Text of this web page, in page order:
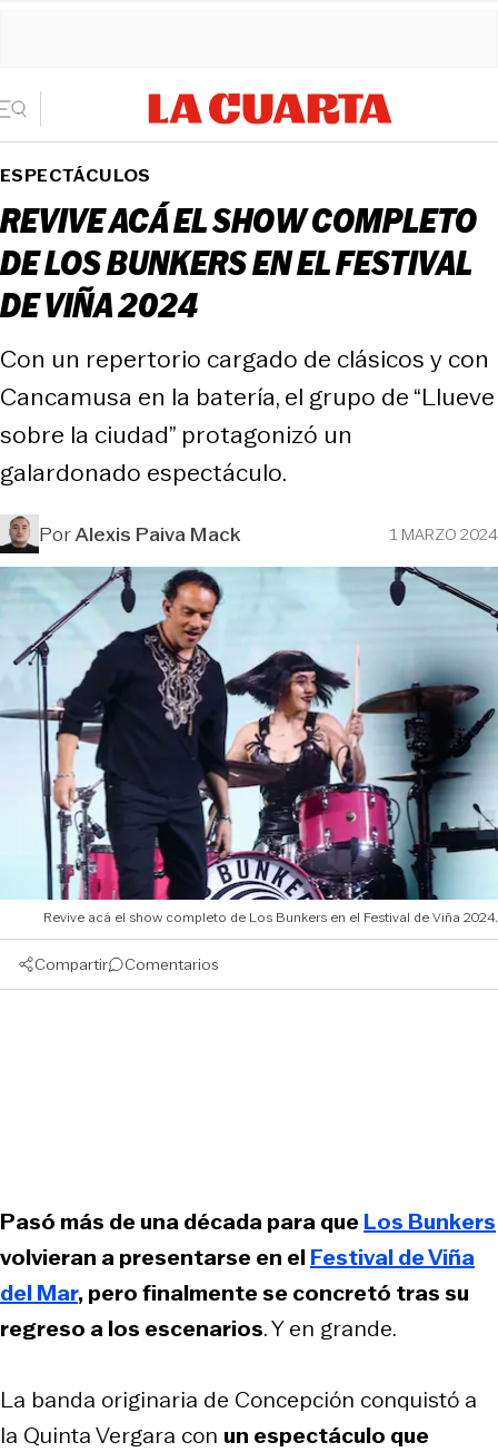
ESPECTÁCULOS
REVIVE ACÁ EL SHOW COMPLETO
DE LOS BUNKERS EN EL FESTIVAL
DE VIÑA 2024
Con un repertorio cargado de clásicos y con
Cancamusa en la batería, el grupo de “Llueve
sobre la ciudad” protagonizó un
galardonado espectáculo.
PorAlexis Paiva Mack 1 MARZO 2024
Revive acá el show completo de Los Bunkers en el Festival de Viña 2024.
Compartir Comentarios
Pasó más de una década para queLos Bunkers
volvieran a presentarse en elFestival de Viña
del Mar, pero finalmente se concretó tras su
regreso a los escenarios. Y en grande.
La banda originaria de Concepción conquistó a
la Quinta Vergara con un espectáculo que